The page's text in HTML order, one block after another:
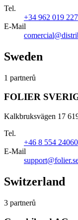
Tel.
+34 962 019 227
E-Mail
Sweden
1 partnerů
FOLIER
Kalkbruksvägen 17
Tel.
+46 8 554 24060
E-Mail
Switzerland
3 partnerů